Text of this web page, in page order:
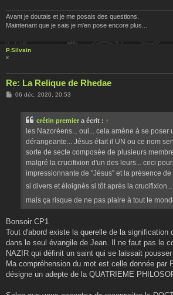
Avant je doutais et je me posais des questions.
Maintenant que je sais je m'en pose encore plus...
P.Silvain
x
Re: La Relique de Rhedae
M06 déc. 2020, 20:53
crétin premier a écrit : ↑
les Nazoréens... oui... cela amène à se poser
dérangeante... Jésus était il UN ou ce nom
sorte de secte composée de plusieurs
malgré la crucifixion d'un des leurs... ceci
impressionnante de "Jésus" et la présence
si divers et éloignés si tôt après la crucifixion...
mais ça risque de ne pas plaire à tout le
Bonsoir CP1
Tout d'abord existe la querelle de la signification
dans le seul évangile de Jean. Il ne faut pas le
NAZIR qui définit un saint qui se laissait pousser
Ma compréhension du mot est celle donnée par
désigne un adepte de la QUATRIEME